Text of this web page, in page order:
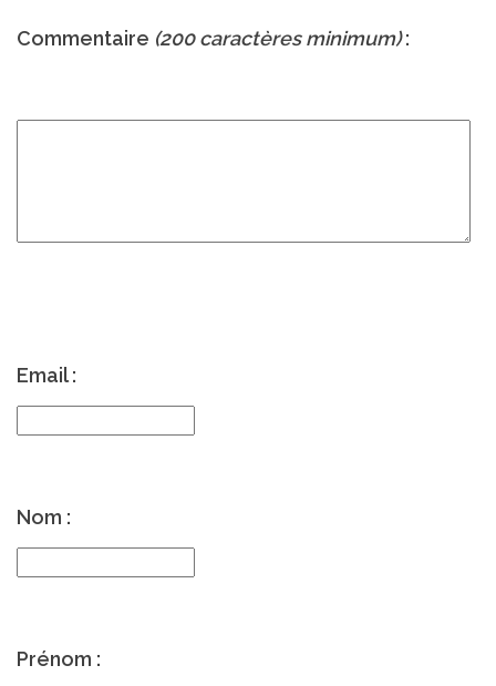
Commentaire (200 caractères minimum):
Email :
Nom :
Prénom :